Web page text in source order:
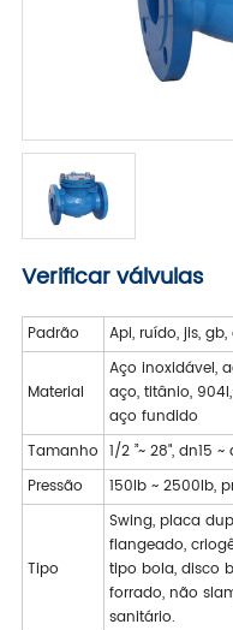
Verificar válvulas
Padrão Api, ruído, jis,
Material
Aço inoxidável,
aço, titânio,
aço fundido
Tamanho 1/2 ”~ 28", dn15
Pressão
150lb ~ 2500lb,
Tipo
Swing, placa
flangeado,
tipo bola, disco
forrado, não
sanitário.